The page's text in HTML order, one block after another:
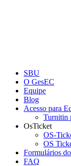
SBU
O GesEC
Equipe
Blog
Acesso para
Turnitin
OsTicket
OS-
OS
Formulários
FAQ